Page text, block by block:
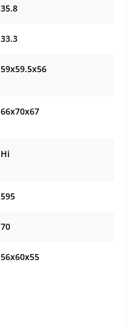
35.8
33.3
59х59.5х56
66х70х67
Ні
595
70
56х60х55